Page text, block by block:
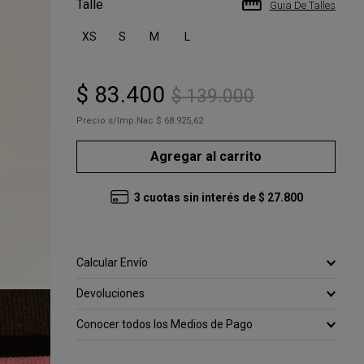
Talle
XS S M
Guia De Talles
$ 83.400 $ 139.000
Precio s/Imp.Nac $ 68.925,62
Agregar al carrito
3 cuotas sin interés de $ 27.800
Calcular Envío
Devoluciones
Conocer todos los Medios de Pago